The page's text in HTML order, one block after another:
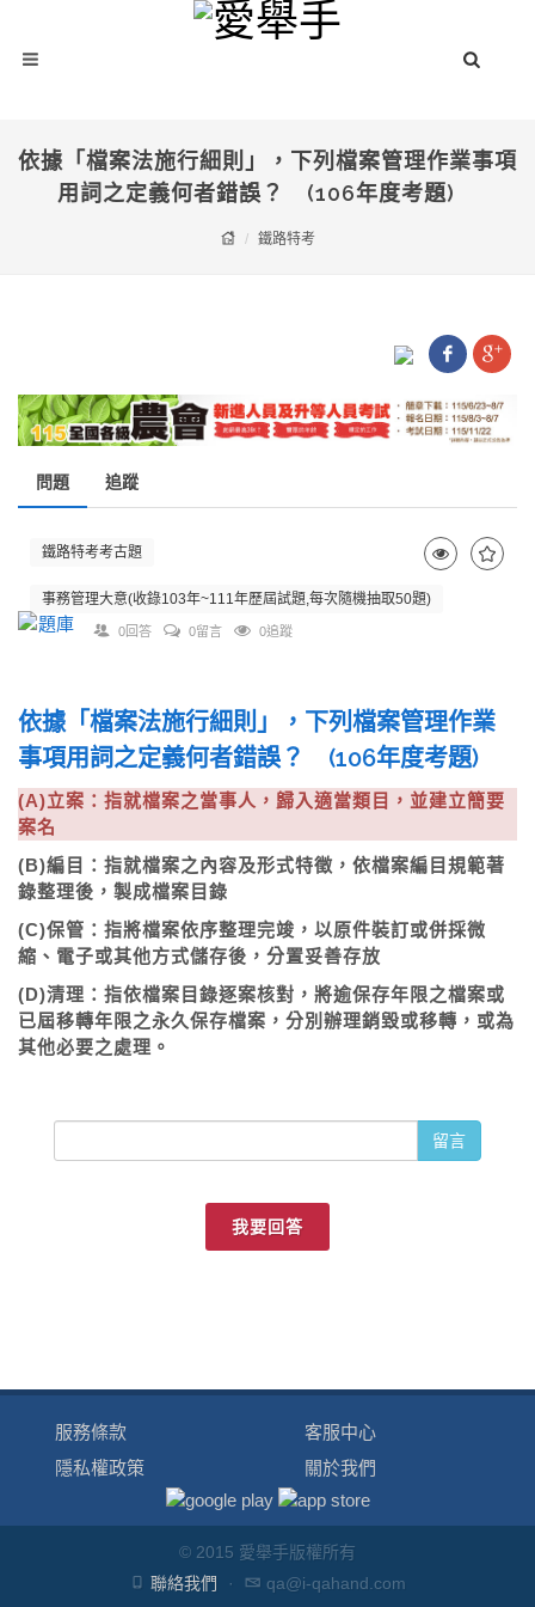
依據「檔案法施行細則」，下列檔案管理作業事項
用詞之定義何者錯誤？ (106年度考題)
鐵路特考
問題 追蹤
鐵路特考考古題
事務管理大意(收錄103年~111年歷屆試題,每次隨機抽取50題)
0回答 0留言 0追蹤
依據「檔案法施行細則」，下列檔案管理作業
事項用詞之定義何者錯誤？ (106年度考題)
(A)立案：指就檔案之當事人，歸入適當類目，並建立簡要
案名
(B)編目：指就檔案之內容及形式特徵，依檔案編目規範著
錄整理後，製成檔案目錄
(C)保管：指將檔案依序整理完竣，以原件裝訂或併採微
縮、電子或其他方式儲存後，分置妥善存放
(D)清理：指依檔案目錄逐案核對，將逾保存年限之檔案或
已屆移轉年限之永久保存檔案，分別辦理銷毀或移轉，或為
其他必要之處理。
留言
我要回答
服務條款
隱私權政策
客服中心
關於我們
© 2015 愛舉手版權所有
聯絡我們
· qa@i-qahand.com